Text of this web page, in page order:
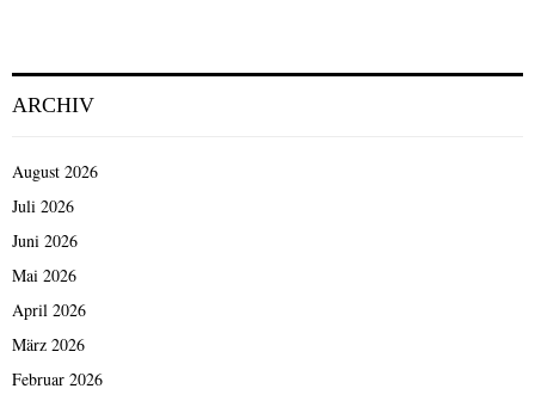
ARCHIV
August 2026
Juli 2026
Juni 2026
Mai 2026
April 2026
März 2026
Februar 2026